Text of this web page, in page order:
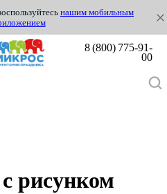
нашим мобильным
8 (800) 775-91-
00
рисунком